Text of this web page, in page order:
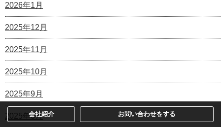
2026年1月
2025年12月
2025年11月
2025年10月
2025年9月
2025年8月
会社紹介 お問い合わせをする